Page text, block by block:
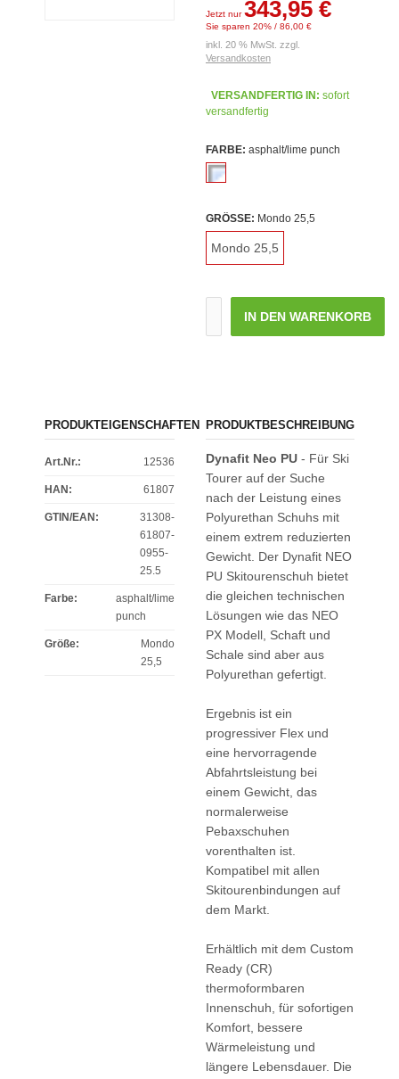
Jetzt nur343,95 €
Sie sparen 20% / 86,00 €
inkl. 20 % MwSt. zzgl.
Versandkosten
VERSANDFERTIG IN: sofort
versandfertig
FARBE: asphalt/lime punch
GRÖSSE: Mondo 25,5
Mondo 25,5
IN DEN WARENKORB
PRODUKTEIGENSCHAFTEN
Art.Nr.: 12536
HAN: 61807
GTIN/EAN:
31308-
61807-
0955-
25.5
Farbe:
asphalt/lime
punch
Größe:
Mondo
25,5
PRODUKTBESCHREIBUNG
Dynafit Neo PU- Für Ski
Tourer auf der Suche
nach der Leistung eines
Polyurethan Schuhs mit
einem extrem reduzierten
Gewicht. Der Dynafit NEO
PU Skitourenschuh bietet
die gleichen technischen
Lösungen wie das NEO
PX Modell, Schaft und
Schale sind aber aus
Polyurethan gefertigt.
Ergebnis ist ein
progressiver Flex und
eine hervorragende
Abfahrtsleistung bei
einem Gewicht, das
normalerweise
Pebaxschuhen
vorenthalten ist.
Kompatibel mit allen
Skitourenbindungen auf
dem Markt.
Erhältlich mit dem Custom
Ready (CR)
thermoformbaren
Innenschuh, für sofortigen
Komfort, bessere
Wärmeleistung und
längere Lebensdauer. Die